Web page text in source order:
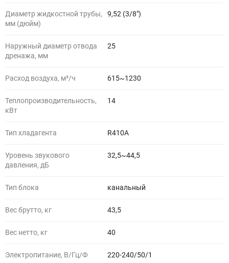
Диаметр жидкостной трубы,
мм (дюйм)
9,52 (3/8")
Наружный диаметр отвода
дренажа, мм
25
Расход воздуха, м³/ч 615~1230
Теплопроизводительность,
кВт
14
Тип хладагента R410A
Уровень звукового
давления, дБ
32,5~44,5
Тип блока канальный
Вес брутто, кг 43,5
Вес нетто, кг 40
Электропитание, В/Гц/Ф 220-240/50/1